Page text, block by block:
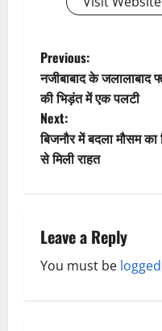
Previous:
नजीबाबाद के जलालाबाद
की भिड़ंत में एक पलटी
Next:
बिजनौर में बदला मौसम
से मिली राहत
Leave a Reply
You must be